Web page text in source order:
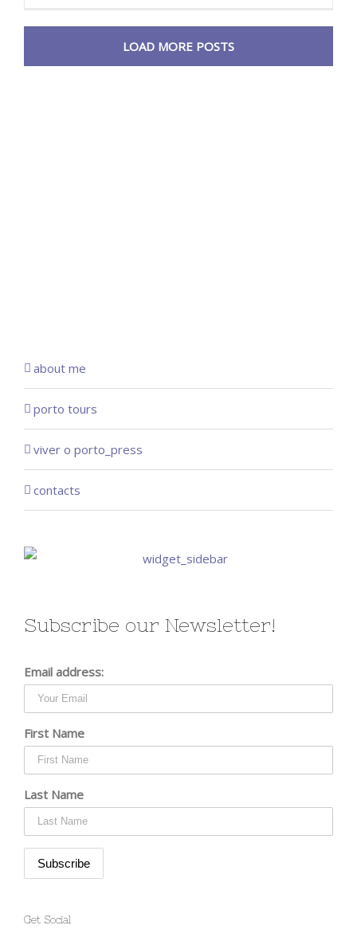
LOAD MORE POSTS
about me
porto tours
viver o porto_press
contacts
Subscribe our Newsletter!
Email address:
First Name
Last Name
Get Social